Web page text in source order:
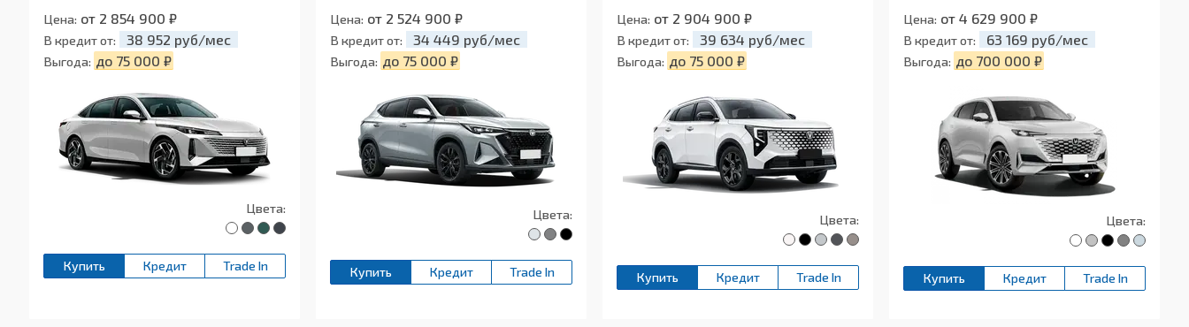
Цена: от 2 854 900 ₽
В кредит от: 38 952 руб/мес
Выгода: до 75 000 ₽
Цвета:
Купить Кредит Trade In
Цена: от 2 524 900 ₽
В кредит от: 34 449 руб/мес
Выгода: до 75 000 ₽
Цвета:
Купить Кредит Trade In
Цена: от 2 904 900 ₽
В кредит от: 39 634 руб/мес
Выгода: до 75 000 ₽
Цвета:
Купить Кредит Trade In
Цена: от 4 629 900 ₽
В кредит от: 63 169 руб/мес
Выгода: до 700 000 ₽
Цвета:
Купить Кредит Trade In